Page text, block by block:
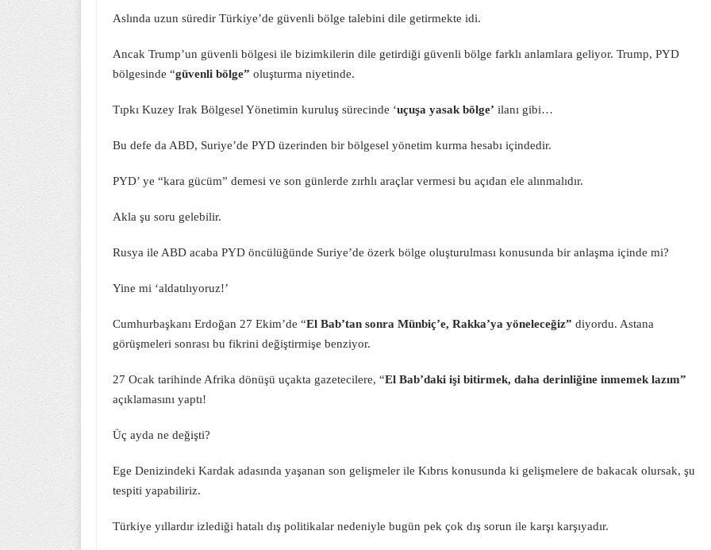
Aslında uzun süredir Türkiye’de güvenli bölge talebini dile getirmekte idi.
Ancak Trump’un güvenli bölgesi ile bizimkilerin dile getirdiği güvenli bölge farklı anlamlara geliyor. Trump, PYD
bölgesinde “güvenli bölge” oluşturma niyetinde.
Tıpkı Kuzey Irak Bölgesel Yönetimin kuruluş sürecinde ‘uçuşa yasak bölge’ ilanı gibi…
Bu defe da ABD, Suriye’de PYD üzerinden bir bölgesel yönetim kurma hesabı içindedir.
PYD’ ye “kara gücüm” demesi ve son günlerde zırhlı araçlar vermesi bu açıdan ele alınmalıdır.
Akla şu soru gelebilir.
Rusya ile ABD acaba PYD öncülüğünde Suriye’de özerk bölge oluşturulması konusunda bir anlaşma içinde mi?
Yine mi ‘aldatılıyoruz!’
Cumhurbaşkanı Erdoğan 27 Ekim’de “El Bab’tan sonra Münbiç’e, Rakka’ya yöneleceğiz” diyordu. Astana
görüşmeleri sonrası bu fikrini değiştirmişe benziyor.
27 Ocak tarihinde Afrika dönüşü uçakta gazetecilere, “El Bab’daki işi bitirmek, daha derinliğine inmemek lazım”
açıklamasını yaptı!
Üç ayda ne değişti?
Ege Denizindeki Kardak adasında yaşanan son gelişmeler ile Kıbrıs konusunda ki gelişmelere de bakacak olursak, şu
tespiti yapabiliriz.
Türkiye yıllardır izlediği hatalı dış politikalar nedeniyle bugün pek çok dış sorun ile karşı karşıyadır.